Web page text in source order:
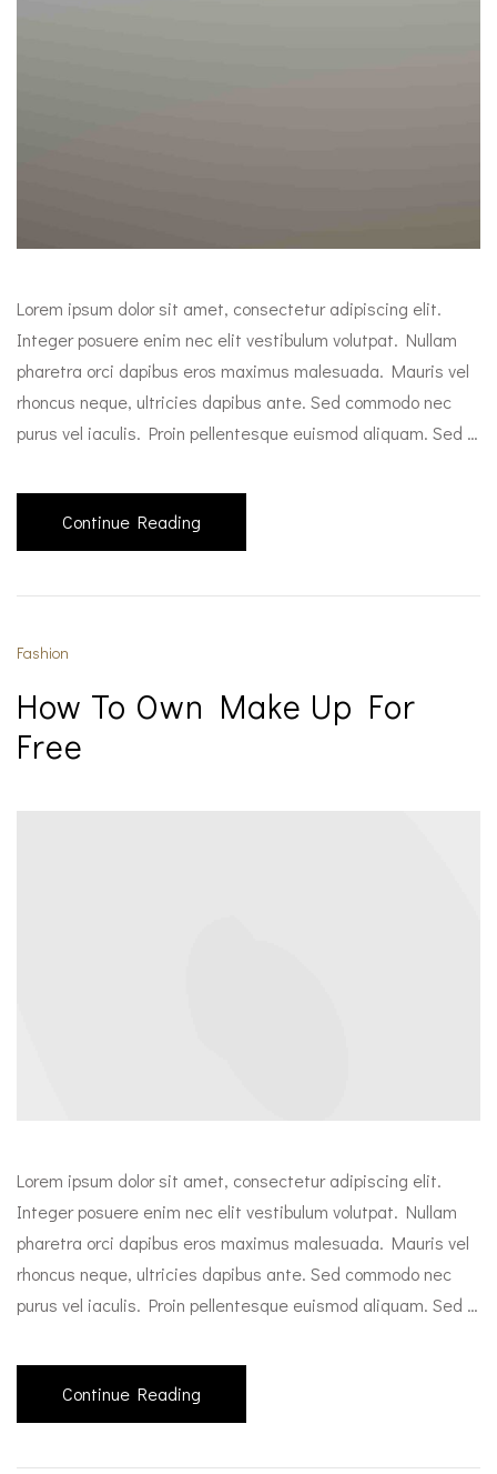
Lorem ipsum dolor sit amet, consectetur adipiscing elit.
Integer posuere enim nec elit vestibulum volutpat. Nullam
pharetra orci dapibus eros maximus malesuada. Mauris vel
rhoncus neque, ultricies dapibus ante. Sed commodo nec
purus vel iaculis. Proin pellentesque euismod aliquam. Sed …
Continue Reading
Fashion
How To Own Make Up For
Free
Lorem ipsum dolor sit amet, consectetur adipiscing elit.
Integer posuere enim nec elit vestibulum volutpat. Nullam
pharetra orci dapibus eros maximus malesuada. Mauris vel
rhoncus neque, ultricies dapibus ante. Sed commodo nec
purus vel iaculis. Proin pellentesque euismod aliquam. Sed …
Continue Reading